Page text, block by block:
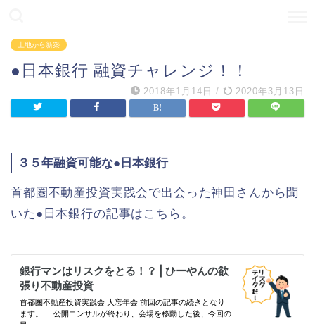
土地から新築
●日本銀行 融資チャレンジ！！
2018年1月14日 / 2020年3月13日
３５年融資可能な●日本銀行
首都圏不動産投資実践会で出会った神田さんから聞
いた●日本銀行の記事はこちら。